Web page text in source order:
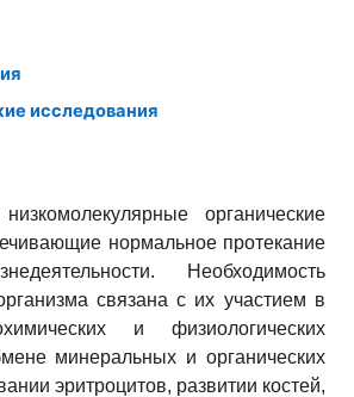
исследования
органические
нормальное протекание
Необходимость
связана с их участием в
и физиологических
минеральных и органических
эритроцитов, развитии костей,